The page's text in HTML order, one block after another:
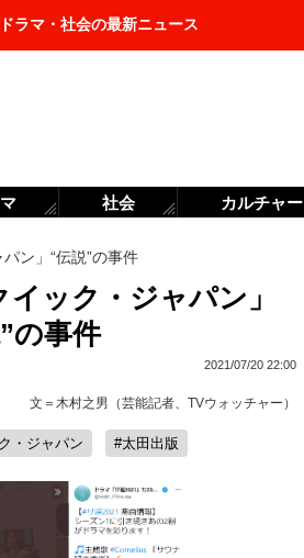
ラマ・社会の最新ニュース
パン」“伝説”の事件
ック・ジャパン」
の事件
2021/07/20 22:00
文＝ 木村之男（芸能記者、TVウォッチャー）
・ジャパン #太田出版
社会 カルチャー